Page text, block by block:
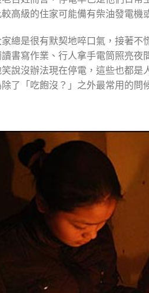
高級的住家可能備有柴油發電
總是很有默契地啐口氣，接著
書寫作業、行人拿手電筒照亮
說沒辦法現在停電，這些也都
了「吃飽沒？」之外最常用的問